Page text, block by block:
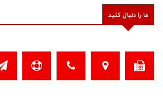
ما را دنبال کنید